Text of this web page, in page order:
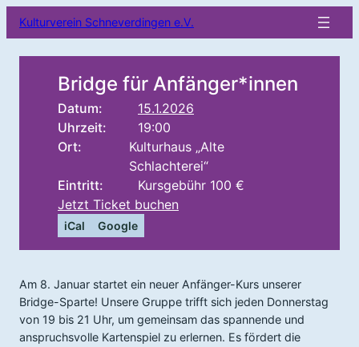
Kulturverein Schneverdingen e.V.
Bridge für Anfänger*innen
Datum:
15.1.2026
Uhrzeit:
19:00
Ort:
Kulturhaus „Alte
Schlachterei“
Eintritt:
Kursgebühr 100 €
Jetzt Ticket buchen
iCal Google
Am 8. Januar startet ein neuer Anfänger-Kurs unserer
Bridge-Sparte! Unsere Gruppe trifft sich jeden Donnerstag
von 19 bis 21 Uhr, um gemeinsam das spannende und
anspruchsvolle Kartenspiel zu erlernen. Es fördert die